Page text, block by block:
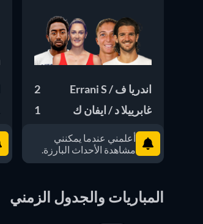
اندريا ف / Errani S
2
غابرييلا د / ايفان ك
1
أعلمني عندما يمكنني
مشاهدة الأحداث البارزة.
المباريات والجدول الزمني